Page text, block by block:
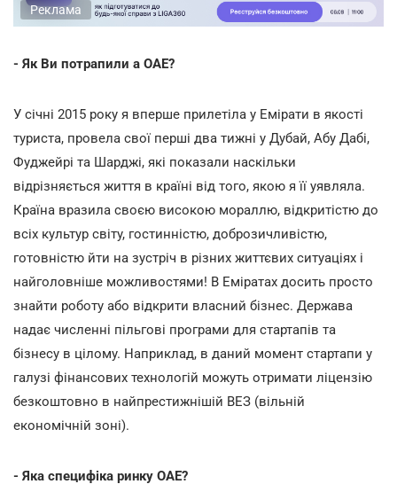
Реклама
- Як Ви потрапили а ОАЕ?
У січні 2015 року я вперше прилетіла у Емірати в якості
туриста, провела свої перші два тижні у Дубай, Абу Дабі,
Фуджейрі та Шарджі, які показали наскільки
відрізняється життя в країні від того, якою я її уявляла.
Країна вразила своєю високою мораллю, відкритістю до
всіх культур світу, гостинністю, доброзичливістю,
готовністю йти на зустріч в різних життєвих ситуаціях і
найголовніше можливостями! В Еміратах досить просто
знайти роботу або відкрити власний бізнес. Держава
надає численні пільгові програми для стартапів та
бізнесу в цілому. Наприклад, в даний момент стартапи у
галузі фінансових технологій можуть отримати ліцензію
безкоштовно в найпрестижнішій ВЕЗ (вільній
економічній зоні).
- Яка специфіка ринку ОАЕ?